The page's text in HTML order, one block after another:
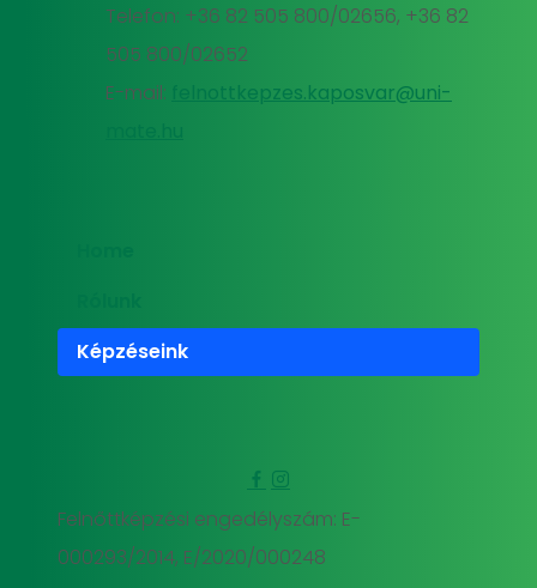
Telefon: +36 82 505 800/02656, +36 82
505 800/02652
E-mail:
felnottkepzes.kaposvar@uni-
Képzéseink
Felnőttképzési engedélyszám: E-
000293/2014, E/2020/000248